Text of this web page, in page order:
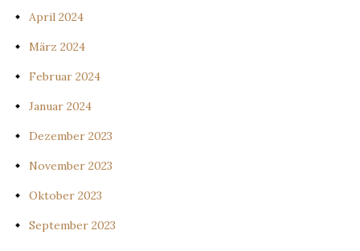
April 2024
März 2024
Februar 2024
Januar 2024
Dezember 2023
November 2023
Oktober 2023
September 2023